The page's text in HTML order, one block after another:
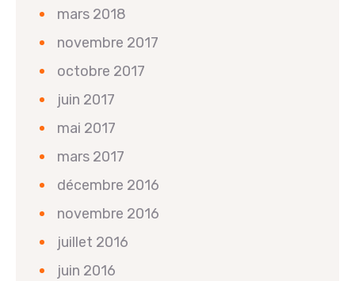
mars 2018
novembre 2017
octobre 2017
juin 2017
mai 2017
mars 2017
décembre 2016
novembre 2016
juillet 2016
juin 2016